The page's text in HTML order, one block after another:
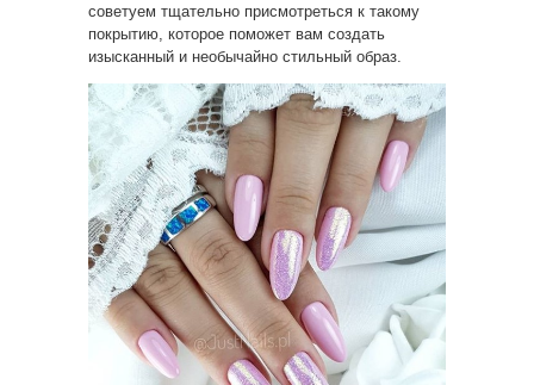
советуем тщательно присмотреться к такому
покрытию, которое поможет вам создать
изысканный и необычайно стильный образ.